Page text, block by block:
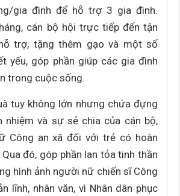
gia đình để hỗ trợ 3 gia đình.
cán bộ hội trực tiếp đến tận
trợ, tặng thêm gạo và một số
yếu, góp phần giúp các gia đình
trong cuộc sống.
tuy không lớn nhưng chứa đựng
nhiệm và sự sẻ chia của cán bộ,
Công an xã đối với trẻ có hoàn
Qua đó, góp phần lan tỏa tinh thần
hình ảnh người nữ chiến sĩ Công
lĩnh, nhân văn, vì Nhân dân phục